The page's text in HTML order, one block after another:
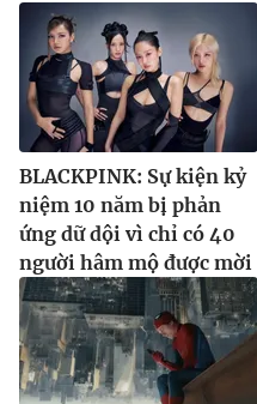
BLACKPINK: Sự kiện kỷ
niệm 10 năm bị phản
ứng dữ dội vì chỉ có 40
người hâm mộ được mời